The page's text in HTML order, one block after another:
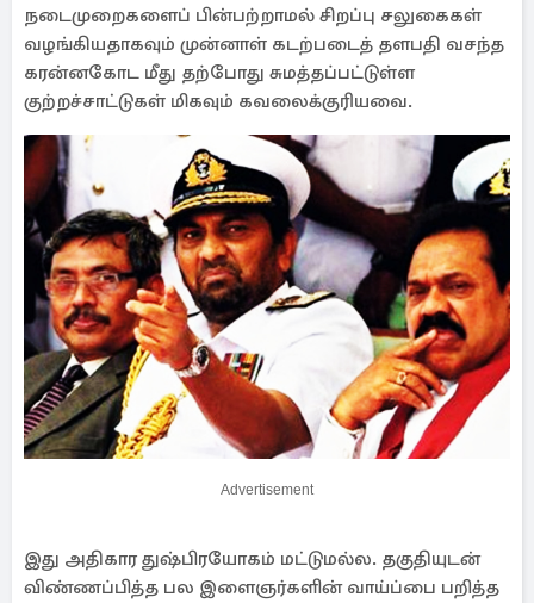
நடைமுறைகளைப் பின்பற்றாமல் சிறப்பு சலுகைகள்
வழங்கியதாகவும் முன்னாள் கடற்படைத் தளபதி வசந்த
கரன்னகோட மீது தற்போது சுமத்தப்பட்டுள்ள
குற்றச்சாட்டுகள் மிகவும் கவலைக்குரியவை.
Advertisement
இது அதிகார துஷ்பிரயோகம் மட்டுமல்ல. தகுதியுடன்
விண்ணப்பித்த பல இளைஞர்களின் வாய்ப்பை பறித்த